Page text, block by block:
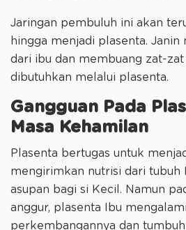
Jaringan pembuluh ini akan
hingga menjadi plasenta.
dari ibu dan membuang zat-
dibutuhkan melalui plasenta.
Gangguan Pada
Masa Kehamilan
Plasenta bertugas untuk
mengirimkan nutrisi dari tubuh
asupan bagi si Kecil. Namun
anggur, plasenta Ibu
perkembangannya dan